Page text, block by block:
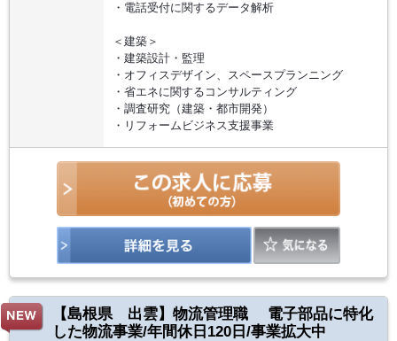
・電話受付に関するデータ解析
＜建築＞
・建築設計・監理
・オフィスデザイン、スペースプランニング
・省エネに関するコンサルティング
・調査研究（建築・都市開発）
・リフォームビジネス支援事業
【島根県 出雲】物流管理職 電子部品に特化
した物流事業/年間休日120日/事業拡大中